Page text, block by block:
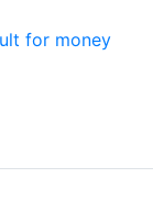
for money